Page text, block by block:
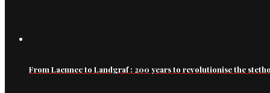
From Laennec to Landgraf : 200 years to revolutionise the